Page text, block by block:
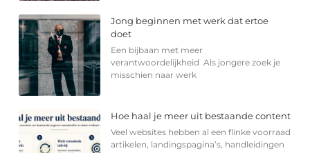
Jong beginnen met werk dat ertoe
doet
Een bijbaan met meer
verantwoordelijkheid Als jongere zoek je
misschien naar werk
Hoe haal je meer uit bestaande content
Veel websites hebben al een flinke voorraad
artikelen, landingspagina’s, handleidingen